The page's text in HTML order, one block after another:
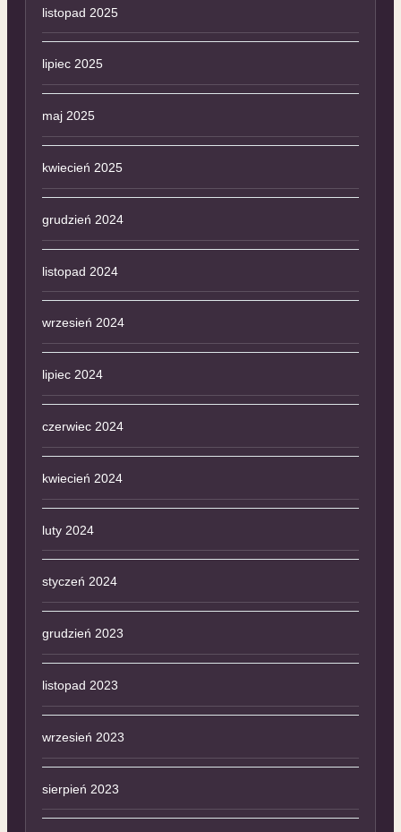
listopad 2025
lipiec 2025
maj 2025
kwiecień 2025
grudzień 2024
listopad 2024
wrzesień 2024
lipiec 2024
czerwiec 2024
kwiecień 2024
luty 2024
styczeń 2024
grudzień 2023
listopad 2023
wrzesień 2023
sierpień 2023